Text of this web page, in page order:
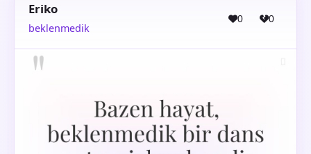
Eriko
beklenmedik
0 0